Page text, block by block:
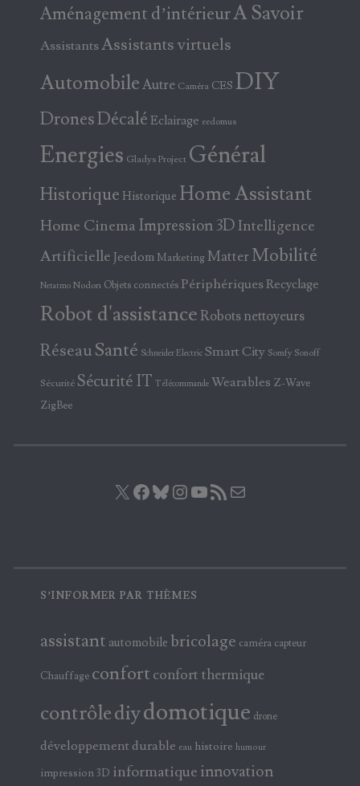
Aménagement d’intérieurA Savoir
AssistantsAssistants virtuels
AutomobileAutre Caméra CES DIY
DronesDécalé Eclairage eedomus
Energies Gladys Project Général
Historique Historique Home Assistant
Home Cinema Impression 3DIntelligence
Artificielle Jeedom Marketing Matter Mobilité
Netatmo Nodon Objets connectés PériphériquesRecyclage
Robot d'assistance Robots nettoyeurs
RéseauSanté Schneider Electric Smart City Somfy Sonoff
Sécurité Sécurité IT Télécommande Wearables Z-Wave
ZigBee
X Facebook
Bluesky
Instagram
YouTube
Flux RSS
S’INFORMER PAR THÈMES
assistant automobile bricolage caméra capteur
Chauffage confort confort thermique
contrôlediydomotique drone
développement durable eau histoire humour
impression 3D informatique innovation